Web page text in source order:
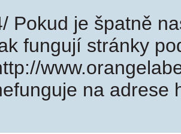
Pokud je špatně
fungují stránky
na adrese